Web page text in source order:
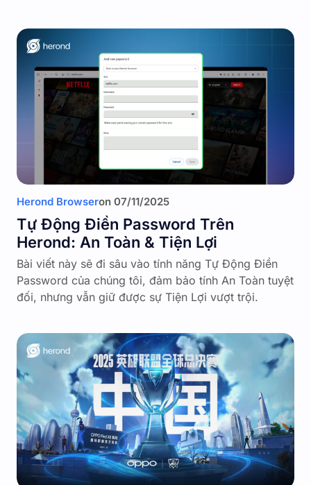
Herond Browseron 07/11/2025
Tự Động Điền Password Trên
Herond: An Toàn & Tiện Lợi
Bài viết này sẽ đi sâu vào tính năng Tự Động Điền
Password của chúng tôi, đảm bảo tính An Toàn tuyệt
đối, nhưng vẫn giữ được sự Tiện Lợi vượt trội.